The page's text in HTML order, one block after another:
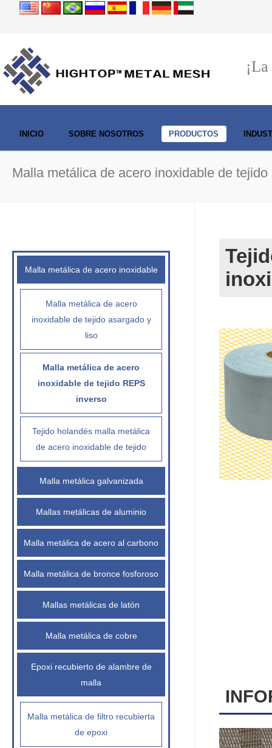
INICIO SOBRE NOSOTROS PRODUCTOS
Malla metálica de acero inoxidable de
Malla metálica de acero inoxidable
Malla metálica de acero
inoxidable de tejido asargado y
liso
Malla metálica de acero
inoxidable de tejido REPS
inverso
Tejido holandés malla metálica
de acero inoxidable de tejido
Malla metálica galvanizada
Mallas metálicas de aluminio
Malla metálica de acero al carbono
Malla metálica de bronce fosforoso
Mallas metálicas de latón
Malla metálica de cobre
Epoxi recubierto de alambre de
malla
Malla metálica de filtro recubierta
de epoxi